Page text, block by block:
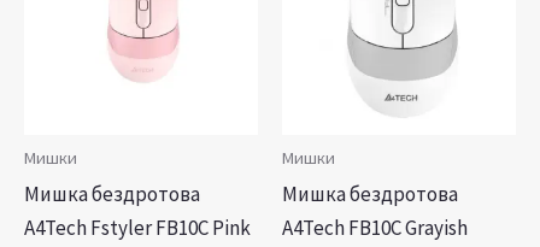
Мишки
Мишка бездротова
A4Tech Fstyler FB10C Pink
Мишки
Мишка бездротова
A4Tech FB10C Grayish